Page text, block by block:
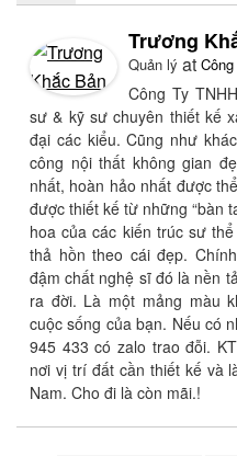
Trương
Quản lý at
Công Ty
sư & kỹ sư chuyên thiết kế
đại các kiểu. Cũng như
công nội thất không gian
nhất, hoàn hảo nhất được
được thiết kế từ những “bàn
hoa của các kiến trúc sư
thả hồn theo cái đẹp.
đậm chất nghệ sĩ đó là nền
ra đời. Là một mảng màu
cuộc sống của bạn. Nếu có
945 433 có zalo trao đỗi.
nơi vị trí đất cần thiết kế và
Nam. Cho đi là còn mãi.!